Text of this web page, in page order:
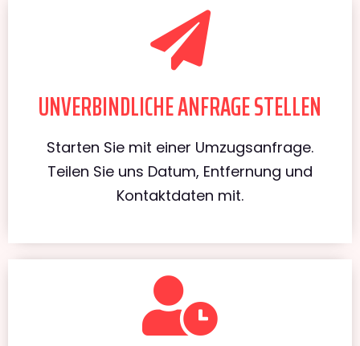
UNVERBINDLICHE ANFRAGE STELLEN
Starten Sie mit einer Umzugsanfrage.
Teilen Sie uns Datum, Entfernung und
Kontaktdaten mit.